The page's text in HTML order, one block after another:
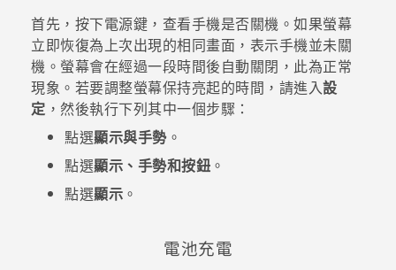
企業採購
銷售通路
支援服務
VIVELAND
登入
首先，按下電源鍵，查看手機是否關機。如果螢幕
立即恢復為上次出現的相同畫面，表示手機並未關
機。螢幕會在經過一段時間後自動關閉，此為正常
現象。若要調整螢幕保持亮起的時間，請進入設
定 ，然後執行下列其中一個步驟：
點選顯示與手勢。
點選顯示、手勢和按鈕 。
點選顯示 。
電池充電